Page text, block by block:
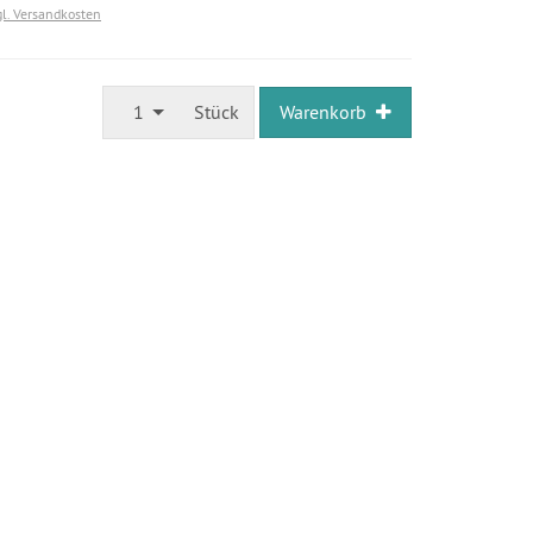
Versandkosten
1 Stück Warenkorb